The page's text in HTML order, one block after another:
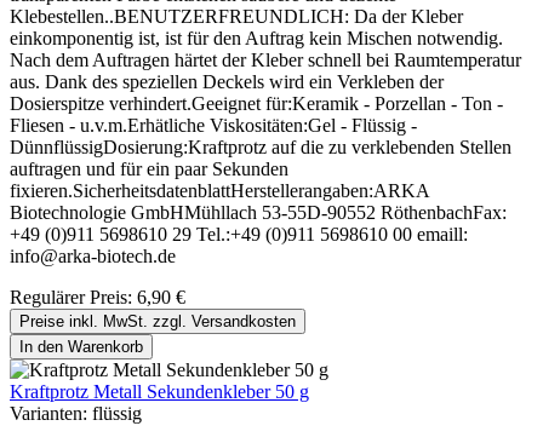
Klebestellen..BENUTZERFREUNDLICH: Da der Kleber
einkomponentig ist, ist für den Auftrag kein Mischen notwendig.
Nach dem Auftragen härtet der Kleber schnell bei Raumtemperatur
aus. Dank des speziellen Deckels wird ein Verkleben der
Dosierspitze verhindert.Geeignet für:Keramik - Porzellan - Ton -
Fliesen - u.v.m.Erhätliche Viskositäten:Gel - Flüssig -
DünnflüssigDosierung:Kraftprotz auf die zu verklebenden Stellen
auftragen und für ein paar Sekunden
fixieren.SicherheitsdatenblattHerstellerangaben:ARKA
Biotechnologie GmbHMühllach 53-55D-90552 RöthenbachFax:
+49 (0)911 5698610 29 Tel.:+49 (0)911 5698610 00 emaill:
info@arka-biotech.de
Regulärer Preis: 6,90 €
Preise inkl. MwSt. zzgl. Versandkosten
In den Warenkorb
Kraftprotz Metall Sekundenkleber 50 g
Varianten: flüssig